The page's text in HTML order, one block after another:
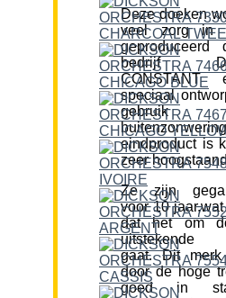
Deze doeken
veel zorg in
geproduceerd
bedrijf
speciaal
eindproduct is
zeer
Ze zijn
voor 10
dat het om
uitstekende
gaat. Dit
door de hoge
goed in